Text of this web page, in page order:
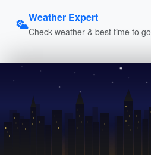
Weather Expert
Check weather & best time to go